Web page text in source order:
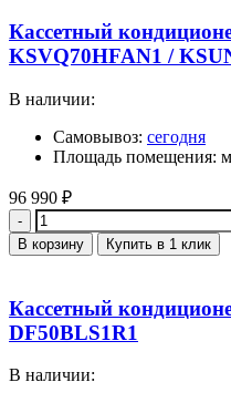
Кассетный
KSVQ70HFAN1 /
В наличии:
Самовывоз: сегодня
Площадь помещения:
96 990 ₽
Количество
В корзину Купить в 1 клик
Кассетный
DF50BLS1R1
В наличии: